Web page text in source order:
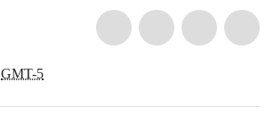
GMT-5